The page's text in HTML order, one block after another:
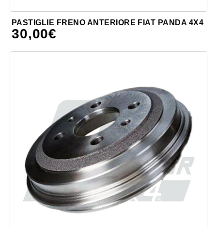
PASTIGLIE FRENO ANTERIORE FIAT PANDA 4X4
30,00€